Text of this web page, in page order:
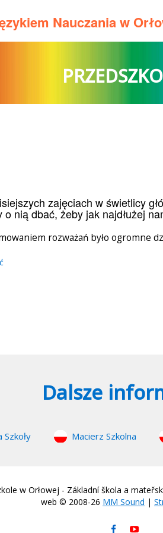
Nauczania w
zajęciach w świetlicy
o nią dbać, żeby jak najdłużej
rozważań było ogromne
Dalsze
Szkoły Macierz Szkolna
w Orłowej - Základní škola a
web © 2008-26 MM Sound |